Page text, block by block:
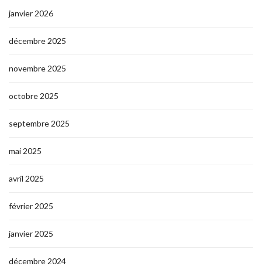
janvier 2026
décembre 2025
novembre 2025
octobre 2025
septembre 2025
mai 2025
avril 2025
février 2025
janvier 2025
décembre 2024